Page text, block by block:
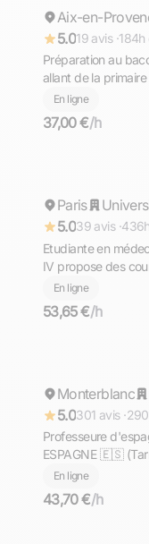
Répond
Aix-en-
5.019 avis ·184h
Préparation au
allant de la
En ligne
37,00 €/h
Répond
Paris
5.039 avis ·
Etudiante en
IV propose des
En ligne
53,65 €/h
Répond
Monterblanc
5.0301 avis ·
Professeure
ESPAGNE 🇪🇸
tous les niveaux !
En ligne
43,70 €/h